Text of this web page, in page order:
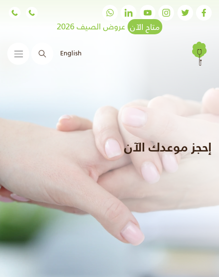
متاح الآن عروض الصيف 2026
English البحث
إحجز موعدك الآن